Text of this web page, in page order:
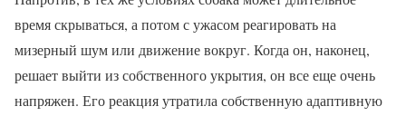
время скрываться, а потом с ужасом реагировать на
мизерный шум или движение вокруг. Когда он, наконец,
решает выйти из собственного укрытия, он все еще очень
напряжен. Его реакция утратила собственную адаптивную